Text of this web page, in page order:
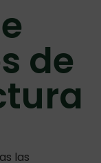
de
las